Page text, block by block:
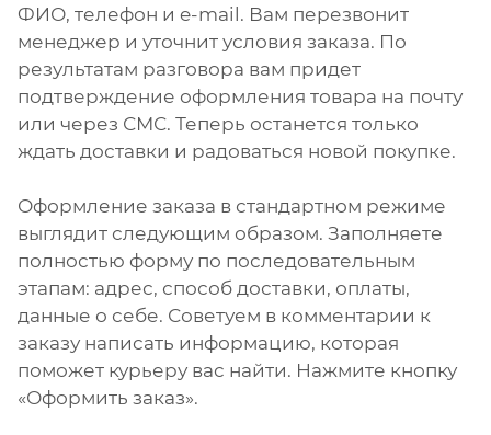
ФИО, телефон и e-mail. Вам перезвонит
менеджер и уточнит условия заказа. По
результатам разговора вам придет
подтверждение оформления товара на почту
или через СМС. Теперь останется только
ждать доставки и радоваться новой покупке.
Оформление заказа в стандартном режиме
выглядит следующим образом. Заполняете
полностью форму по последовательным
этапам: адрес, способ доставки, оплаты,
данные о себе. Советуем в комментарии к
заказу написать информацию, которая
поможет курьеру вас найти. Нажмите кнопку
«Оформить заказ».